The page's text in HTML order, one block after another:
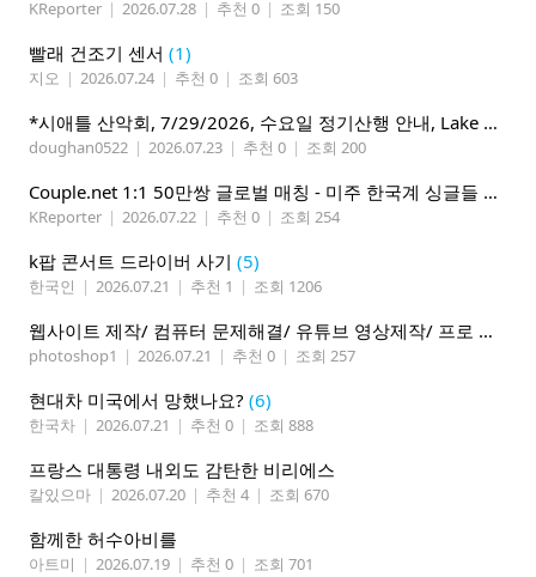
KReporter | 2026.07.28 | 추천 0 | 조회 150
빨래 건조기 센서 (1)
지오 | 2026.07.24 | 추천 0 | 조회 603
*시애틀 산악회, 7/29/2026, 수요일 정기산행 안내, Lake 22*
doughan0522 | 2026.07.23 | 추천 0 | 조회 200
Couple.net 1:1 50만쌍 글로벌 매칭 - 미주 한국계 싱글들 모이세요
KReporter | 2026.07.22 | 추천 0 | 조회 254
k팝 콘서트 드라이버 사기 (5)
한국인 | 2026.07.21 | 추천 1 | 조회 1206
웹사이트 제작/ 컴퓨터 문제해결/ 유튜브 영상제작/ 프로 사진촬영
photoshop1 | 2026.07.21 | 추천 0 | 조회 257
현대차 미국에서 망했나요? (6)
한국차 | 2026.07.21 | 추천 0 | 조회 888
프랑스 대통령 내외도 감탄한 비리에스
칼있으마 | 2026.07.20 | 추천 4 | 조회 670
함께한 허수아비를
아트미 | 2026.07.19 | 추천 0 | 조회 701